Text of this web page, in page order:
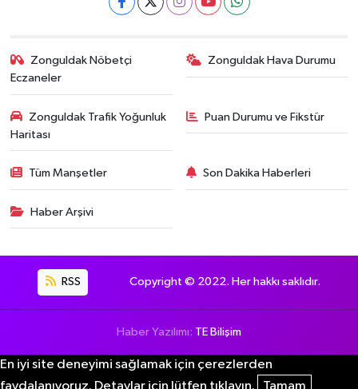
Zonguldak Nöbetçi
Eczaneler
Zonguldak Hava Durumu
Zonguldak Trafik Yoğunluk
Haritası
Puan Durumu ve Fikstür
Tüm Manşetler Son Dakika Haberleri
Haber Arşivi
RSS Copyright © 2022. Her hakkı saklıdır.
Haber Yazılımı: TE Bilişim
En iyi site deneyimi sağlamak için çerezlerden
faydalanıyoruz. Detaylar için lütfen tıklayın.
Tamam